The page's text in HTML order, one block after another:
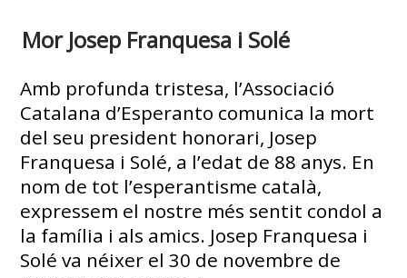
Mor Josep Franquesa i Solé
Amb profunda tristesa, l’Associació
Catalana d’Esperanto comunica la mort
del seu president honorari, Josep
Franquesa i Solé, a l’edat de 88 anys. En
nom de tot l’esperantisme català,
expressem el nostre més sentit condol a
la família i als amics. Josep Franquesa i
Solé va néixer el 30 de novembre de